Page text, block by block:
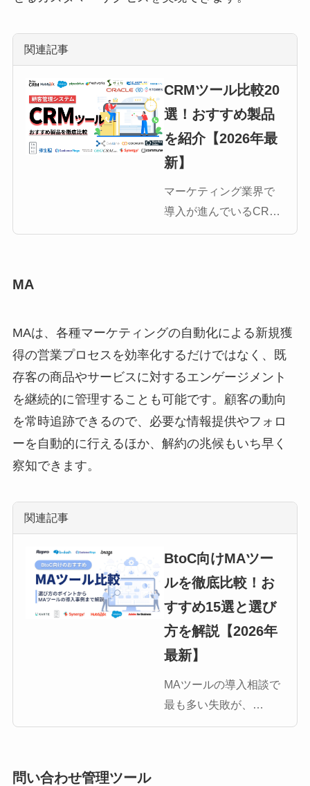
関連記事
CRMツール比較20
選！おすすめ製品
を紹介【2026年最
新】
マーケティング業界で
導入が進んでいるCRM
ツール。しかしいざ導
ないでしょうか。 本記
事では、CRMツールの
意味やメリット、比較
時のポイント、 […]
MA
MAは、各種マーケティングの自動化による新規獲
得の営業プロセスを効率化するだけではなく、既
存客の商品やサービスに対するエンゲージメント
を継続的に管理することも可能です。顧客の動向
を常時追跡できるので、必要な情報提供やフォロ
ーを自動的に行えるほか、解約の兆候もいち早く
察知できます。
関連記事
BtoC向けMAツー
ルを徹底比較！お
すすめ15選と選び
方を解説【2026年
最新】
MAツールの導入相談で
最も多い失敗が、
「BtoBツールを選んで
問い合わせ管理ツール